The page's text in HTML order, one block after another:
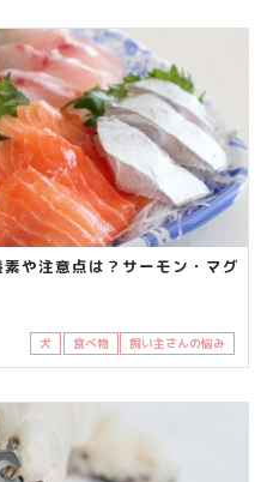
や注意点は？サーモン・マグ
犬 食べ物 飼い主さんの悩み